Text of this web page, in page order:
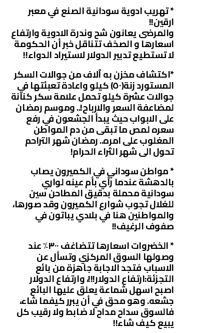
* تهريب ادوية سودانية الصنع في معبر
ارقين!!
والمرضى يعانون شح وندرة الادوية وارتفاع
اسعارها و الصخف تتناقل خبر أن الحكومة
لا تستطيع تدبير الدولار لاستيراد الدواء!!
*اكتشاف مخزن به ٱلاف من جوالات السكر
المستورد زنة(٥٠) كيلو واعادة تعبئتها في
جوالات عشرة كيلو تحمل علامة سكر كنانة
لمضاعفة السعر والارباح!.. وموسم رمضان
على الابواب حيث يبدأ الجشعون في رفع
سعره لمص ما تبقى من دم المواطن
المغلوب على امره.. رمضان شهر التراحم
تحول الى شهر الثراء الحرام!
* مواطن سوداني في الكميرون يصاب
بالدهشة عندما رأي بأم عينه لواري
سودانية محملة بدقيق المطاحن سين
للغلال تجوب شوارع الكميرون وقد صورها،
والمواطنين هنا في بلادي يباتون في
صفوف الرغيف!!
* الخضروات اسعارها تتضاغف ٣٠٠٪ عند
وصولها السوق المركزي وتسأل عن
الاسباب فتجد الاجابة جاهزة من بائع
التجزئة:ارتفاع الدولار!!!، وارتفاع الدولار
اصبح اسهل شماعة يعلق عليها البائع
جشعه. وهو محق في أن يبرر كيفما شاء،
فالسوق سداح مداح لا ضابط ولا رقيب كل
يبيع كيف شاء!!